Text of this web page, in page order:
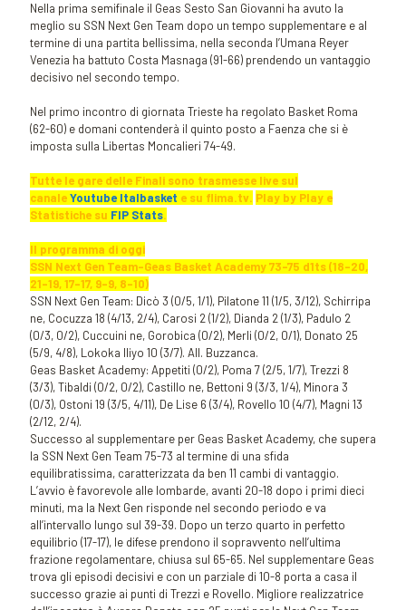
Nella prima semifinale il Geas Sesto San Giovanni ha avuto la
meglio su SSN Next Gen Team dopo un tempo supplementare e al
termine di una partita bellissima, nella seconda l’Umana Reyer
Venezia ha battuto Costa Masnaga (91-66) prendendo un vantaggio
decisivo nel secondo tempo.
Nel primo incontro di giornata Trieste ha regolato Basket Roma
(62-60) e domani contenderà il quinto posto a Faenza che si è
imposta sulla Libertas Moncalieri 74-49.
Tutte le gare delle Finali sono trasmesse live sul
canaleYoutube Italbasket e su flima.tv. Play by Play e
Statistiche su FIP Stats.
Il programma di oggi
SSN Next Gen Team-Geas Basket Academy 73-75 d1ts (18-20,
21-19, 17-17, 9-9, 8-10)
SSN Next Gen Team: Dicò 3 (0/5, 1/1), Pilatone 11 (1/5, 3/12), Schirripa
ne, Cocuzza 18 (4/13, 2/4), Carosi 2 (1/2), Dianda 2 (1/3), Padulo 2
(0/3, 0/2), Cuccuini ne, Gorobica (0/2), Merli (0/2, 0/1), Donato 25
(5/9, 4/8), Lokoka Iliyo 10 (3/7). All. Buzzanca.
Geas Basket Academy: Appetiti (0/2), Poma 7 (2/5, 1/7), Trezzi 8
(3/3), Tibaldi (0/2, 0/2), Castillo ne, Bettoni 9 (3/3, 1/4), Minora 3
(0/3), Ostoni 19 (3/5, 4/11), De Lise 6 (3/4), Rovello 10 (4/7), Magni 13
(2/12, 2/4).
Successo al supplementare per Geas Basket Academy, che supera
la SSN Next Gen Team 75-73 al termine di una sfida
equilibratissima, caratterizzata da ben 11 cambi di vantaggio.
L’avvio è favorevole alle lombarde, avanti 20-18 dopo i primi dieci
minuti, ma la Next Gen risponde nel secondo periodo e va
all’intervallo lungo sul 39-39. Dopo un terzo quarto in perfetto
equilibrio (17-17), le difese prendono il sopravvento nell’ultima
frazione regolamentare, chiusa sul 65-65. Nel supplementare Geas
trova gli episodi decisivi e con un parziale di 10-8 porta a casa il
successo grazie ai punti di Trezzi e Rovello. Migliore realizzatrice